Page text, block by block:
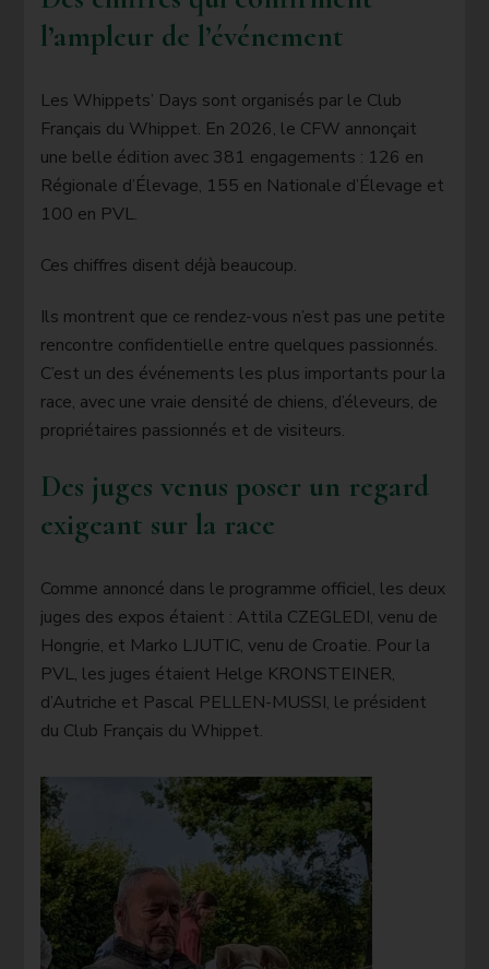
l’ampleur de l’événement
Les Whippets’ Days sont organisés par le Club
Français du Whippet. En 2026, le CFW annonçait
une belle édition avec 381 engagements : 126 en
Régionale d’Élevage, 155 en Nationale d’Élevage et
100 en PVL.
Ces chiffres disent déjà beaucoup.
Ils montrent que ce rendez-vous n’est pas une petite
rencontre confidentielle entre quelques passionnés.
C’est un des événements les plus importants pour la
race, avec une vraie densité de chiens, d’éleveurs, de
propriétaires passionnés et de visiteurs.
Des juges venus poser un regard
exigeant sur la race
Comme annoncé dans le programme officiel, les deux
juges des expos étaient : Attila CZEGLEDI, venu de
Hongrie, et Marko LJUTIC, venu de Croatie. Pour la
PVL, les juges étaient Helge KRONSTEINER,
d’Autriche et Pascal PELLEN-MUSSI, le président
du Club Français du Whippet.